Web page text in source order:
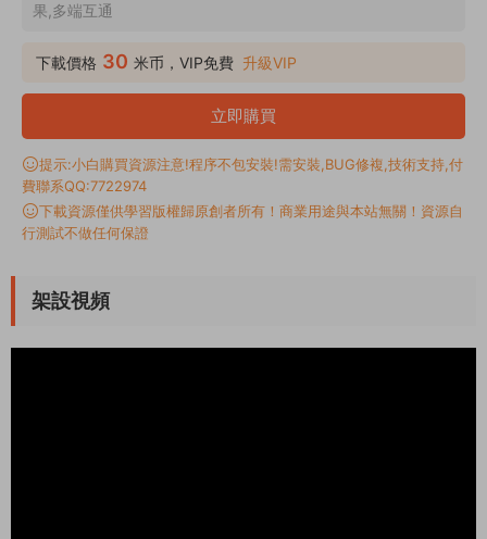
果,多端互通
下載價格 30 米币，VIP免費 升級VIP
立即購買
提示:小白購買資源注意!程序不包安裝!需安裝,BUG修複,技術支持,付
費聯系QQ:7722974
下載資源僅供學習版權歸原創者所有！商業用途與本站無關！資源自
行測試不做任何保證
架設視頻